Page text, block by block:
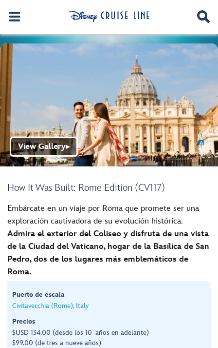
How It Was Built: Rome Edition (CV117)
View Gallery▶
Embárcate en un viaje por Roma que promete ser una
exploración cautivadora de su evolución histórica.
Admira el exterior del Coliseo y disfruta de una vista
de la Ciudad del Vaticano, hogar de la Basílica de San
Pedro, dos de los lugares más emblemáticos de
Roma.
Puerto de escala
Civitavecchia (Rome), Italy
Precios
$USD 134.00 (desde los 10 años en adelante)
$99.00 (de tres a nueve años)